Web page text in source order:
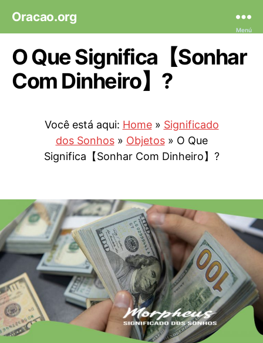
Oracao.org
Menú
O Que Significa【Sonhar
Com Dinheiro】?
Você está aqui: Home» Significado
dos Sonhos» Objetos» O Que
Significa【Sonhar Com Dinheiro】?